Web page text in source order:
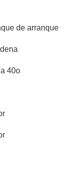
de arranque
40o